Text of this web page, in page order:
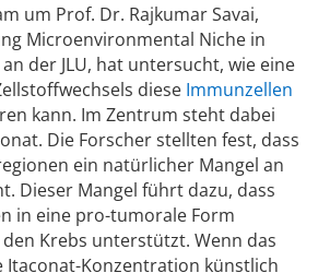
um Prof. Dr. Rajkumar Savai,
Microenvironmental Niche in
der JLU, hat untersucht, wie eine
diese Immunzellen
kann. Im Zentrum steht dabei
Die Forscher stellten fest, dass
ein natürlicher Mangel an
Dieser Mangel führt dazu, dass
in eine pro-tumorale Form
Krebs unterstützt. Wenn das
Itaconat-Konzentration künstlich